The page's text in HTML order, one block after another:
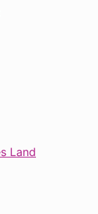
Land